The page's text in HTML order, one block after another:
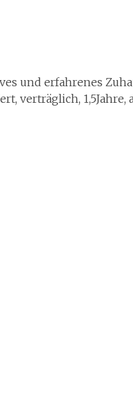
und erfahrenes
verträglich,